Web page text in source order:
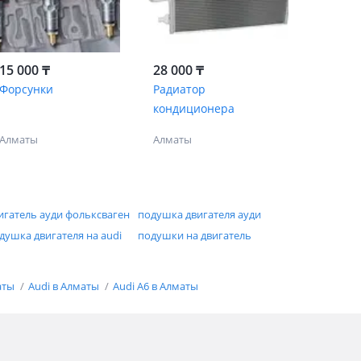
15 000 ₸
Форсунки
Алматы
28 000 ₸
Радиатор
кондиционера
Алматы
ауди фольксваген
подушка двигателя ауди
двигателя на audi
подушки на двигатель
Audi в Алматы Audi A6 в Алматы